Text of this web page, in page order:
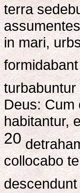
terra
in mari,
Deus: Cum
habitantur,
20
collocabo